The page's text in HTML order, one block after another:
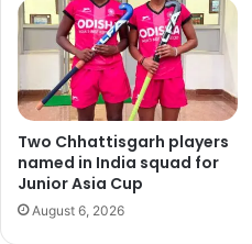
Two Chhattisgarh players
named in India squad for
Junior Asia Cup
August 6, 2026